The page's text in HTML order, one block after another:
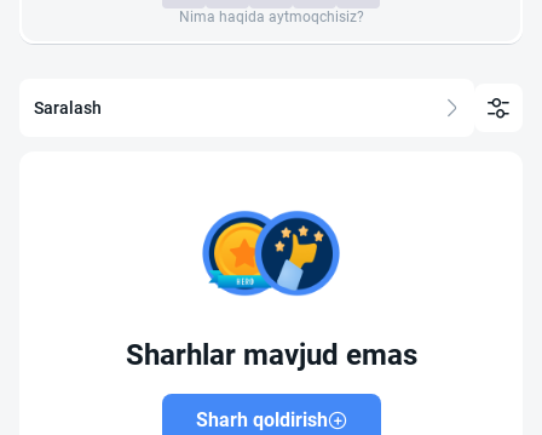
Nima haqida aytmoqchisiz?
Saralash
Sharhlar mavjud emas
Sharh qoldirish